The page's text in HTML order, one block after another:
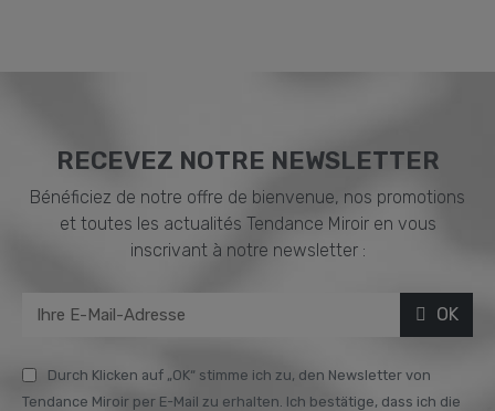
RECEVEZ NOTRE NEWSLETTER
Bénéficiez de notre offre de bienvenue, nos promotions
et toutes les actualités Tendance Miroir en vous
inscrivant à notre newsletter :
OK
Durch Klicken auf „OK“ stimme ich zu, den Newsletter von
Tendance Miroir per E-Mail zu erhalten. Ich bestätige, dass ich die